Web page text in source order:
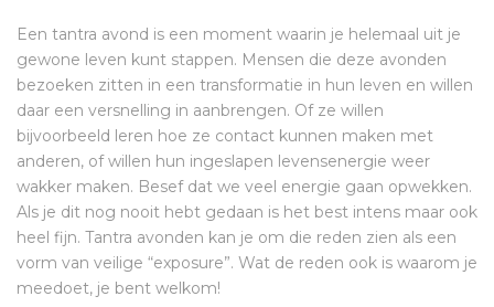
Een tantra avond is een moment waarin je helemaal uit je
gewone leven kunt stappen. Mensen die deze avonden
bezoeken zitten in een transformatie in hun leven en willen
daar een versnelling in aanbrengen. Of ze willen
bijvoorbeeld leren hoe ze contact kunnen maken met
anderen, of willen hun ingeslapen levensenergie weer
wakker maken. Besef dat we veel energie gaan opwekken.
Als je dit nog nooit hebt gedaan is het best intens maar ook
heel fijn. Tantra avonden kan je om die reden zien als een
vorm van veilige “exposure”. Wat de reden ook is waarom je
meedoet, je bent welkom!